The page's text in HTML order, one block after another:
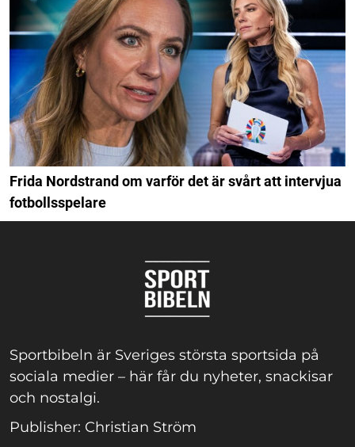
Frida Nordstrand om varför det är svårt att intervjua
fotbollsspelare
Sportbibeln är Sveriges största sportsida på
sociala medier – här får du nyheter, snackisar
och nostalgi.
Publisher: Christian Ström